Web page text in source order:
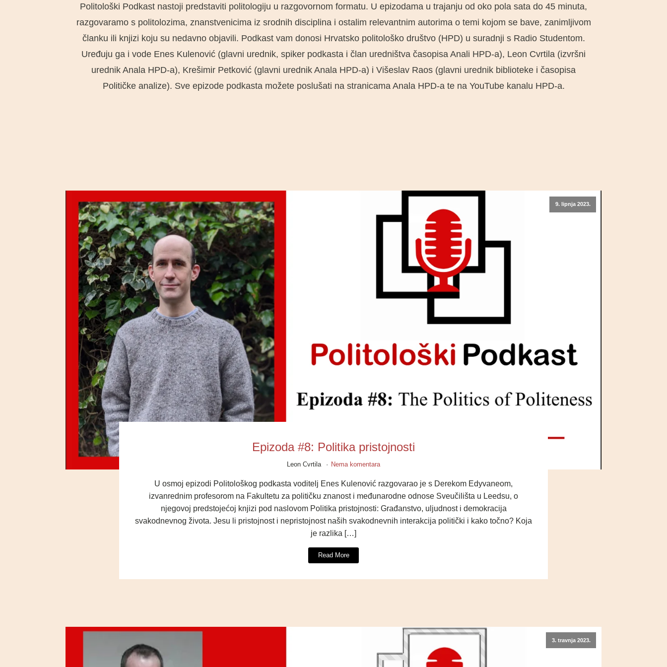
Politološki Podkast nastoji predstaviti politologiju u razgovornom formatu. U epizodama u trajanju od oko pola sata do 45 minuta,
razgovaramo s politolozima, znanstvenicima iz srodnih disciplina i ostalim relevantnim autorima o temi kojom se bave, zanimljivom
članku ili knjizi koju su nedavno objavili. Podkast vam donosi Hrvatsko politološko društvo (HPD) u suradnji s Radio Studentom.
Uređuju ga i vode Enes Kulenović (glavni urednik, spiker podkasta i član uredništva časopisa Anali HPD-a), Leon Cvrtila (izvršni
urednik Anala HPD-a), Krešimir Petković (glavni urednik Anala HPD-a) i Višeslav Raos (glavni urednik biblioteke i časopisa
Političke analize). Sve epizode podkasta možete poslušati na stranicama Anala HPD-a te na YouTube kanalu HPD-a.
9. lipnja 2023.
Epizoda #8: Politika pristojnosti
Leon Cvrtila Nema komentara
U osmoj epizodi Politološkog podkasta voditelj Enes Kulenović razgovarao je s Derekom Edyvaneom,
izvanrednim profesorom na Fakultetu za političku znanost i međunarodne odnose Sveučilišta u Leedsu, o
njegovoj predstojećoj knjizi pod naslovom Politika pristojnosti: Građanstvo, uljudnost i demokracija
svakodnevnog života. Jesu li pristojnost i nepristojnost naših svakodnevnih interakcija politički i kako točno? Koja
je razlika […]
Read More
3. travnja 2023.